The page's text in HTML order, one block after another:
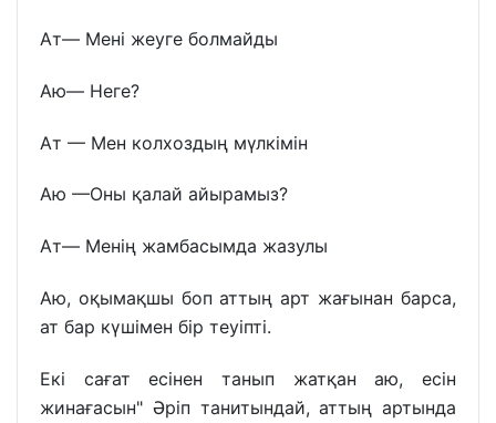
Ат— Мені жеуге болмайды
Аю— Неге?
Ат — Мен колхоздың мүлкімін
Аю —Оны қалай айырамыз?
Ат— Менің жамбасымда жазулы
Аю, оқымақшы боп аттың арт жағынан барса,
ат бар күшімен бір теуіпті.
Екі сағат есінен танып жатқан аю, есін
жинағасын" Әріп танитындай, аттың артында